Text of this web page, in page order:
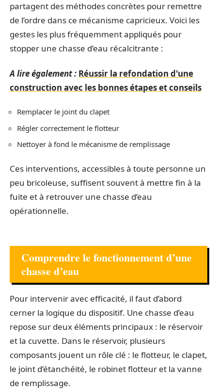
partagent des méthodes concrètes pour remettre
de l’ordre dans ce mécanisme capricieux. Voici les
gestes les plus fréquemment appliqués pour
stopper une chasse d’eau récalcitrante :
A lire également : Réussir la refondation d'une
construction avec les bonnes étapes et conseils
Remplacer le joint du clapet
Régler correctement le flotteur
Nettoyer à fond le mécanisme de remplissage
Ces interventions, accessibles à toute personne un
peu bricoleuse, suffisent souvent à mettre fin à la
fuite et à retrouver une chasse d’eau
opérationnelle.
Comprendre le fonctionnement d’une
chasse d’eau
Pour intervenir avec efficacité, il faut d’abord
cerner la logique du dispositif. Une chasse d’eau
repose sur deux éléments principaux : le réservoir
et la cuvette. Dans le réservoir, plusieurs
composants jouent un rôle clé : le flotteur, le clapet,
le joint d’étanchéité, le robinet flotteur et la vanne
de remplissage.